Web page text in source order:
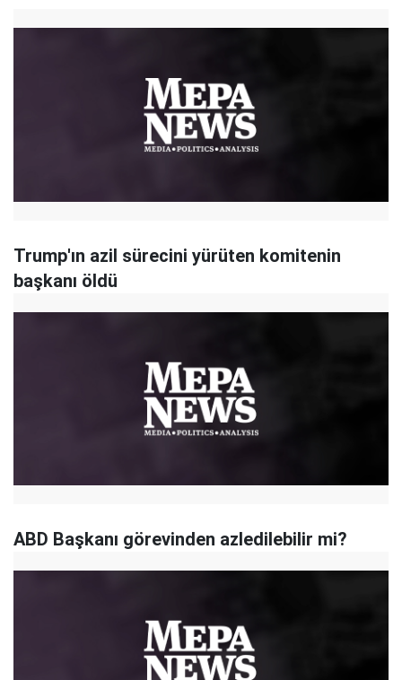
Trump'ın azil sürecini yürüten komitenin
başkanı öldü
ABD Başkanı görevinden azledilebilir mi?